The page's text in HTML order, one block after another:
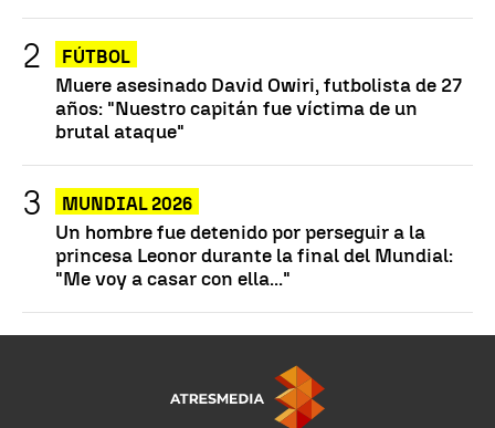
FÚTBOL
Muere asesinado David Owiri, futbolista de 27
años: "Nuestro capitán fue víctima de un
brutal ataque"
MUNDIAL 2026
Un hombre fue detenido por perseguir a la
princesa Leonor durante la final del Mundial:
"Me voy a casar con ella..."